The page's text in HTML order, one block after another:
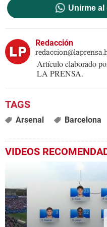
Unirme
Redacción
Artículo elaborado
LA PRENSA.
Arsenal Barcelona
VIDEOS